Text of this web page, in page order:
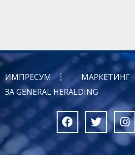
ИМПРЕСУМ МАРКЕТИНГ
ЗА GENERAL HERALDING